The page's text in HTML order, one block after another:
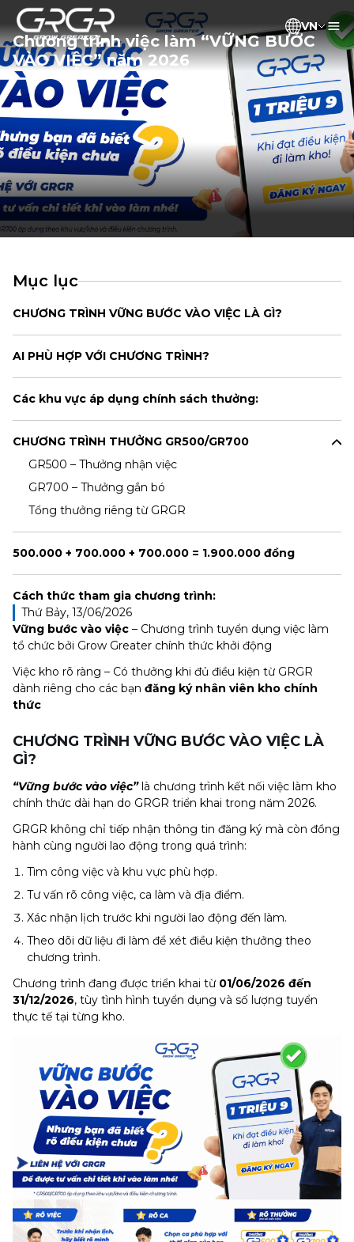
VN
Chương trình việc làm “VỮNG BƯỚC
VÀO VIỆC” năm 2026
Mục lục
CHƯƠNG TRÌNH VỮNG BƯỚC VÀO VIỆC LÀ GÌ?
AI PHÙ HỢP VỚI CHƯƠNG TRÌNH?
Các khu vực áp dụng chính sách thưởng:
CHƯƠNG TRÌNH THƯỞNG GR500/GR700
GR500 – Thưởng nhận việc
GR700 – Thưởng gắn bó
Tổng thưởng riêng từ GRGR
500.000 + 700.000 + 700.000 = 1.900.000 đồng
Cách thức tham gia chương trình:
Thứ Bảy, 13/06/2026
Vững bước vào việc – Chương trình tuyển dụng việc làm
tổ chức bởi Grow Greater chính thức khởi động
Việc kho rõ ràng – Có thưởng khi đủ điều kiện từ GRGR
dành riêng cho các bạn đăng ký nhân viên kho chính
thức
CHƯƠNG TRÌNH VỮNG BƯỚC VÀO VIỆC LÀ
GÌ?
“Vững bước vào việc”là chương trình kết nối việc làm kho
chính thức dài hạn do GRGR triển khai trong năm 2026.
GRGR không chỉ tiếp nhận thông tin đăng ký mà còn đồng
hành cùng người lao động trong quá trình:
Tìm công việc và khu vực phù hợp.
Tư vấn rõ công việc, ca làm và địa điểm.
Xác nhận lịch trước khi người lao động đến làm.
Theo dõi dữ liệu đi làm để xét điều kiện thưởng theo
chương trình.
Chương trình đang được triển khai từ 01/06/2026 đến
31/12/2026, tùy tình hình tuyển dụng và số lượng tuyển
thực tế tại từng kho.